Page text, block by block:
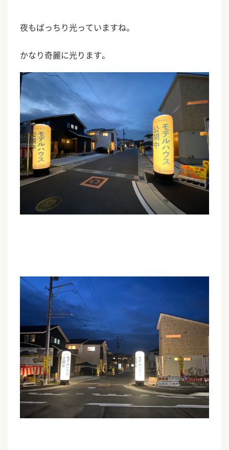
夜もばっちり光っていますね。
かなり奇麗に光ります。